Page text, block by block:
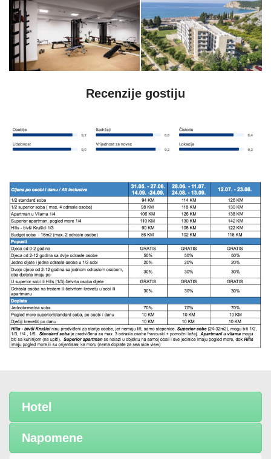
Recenzije gostiju
Hotel
Napomene